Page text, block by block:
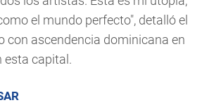
el mundo perfecto", detalló el
con ascendencia dominicana en
esta capital.